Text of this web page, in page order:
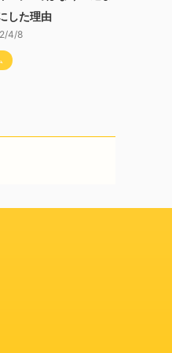
した理由
4/8